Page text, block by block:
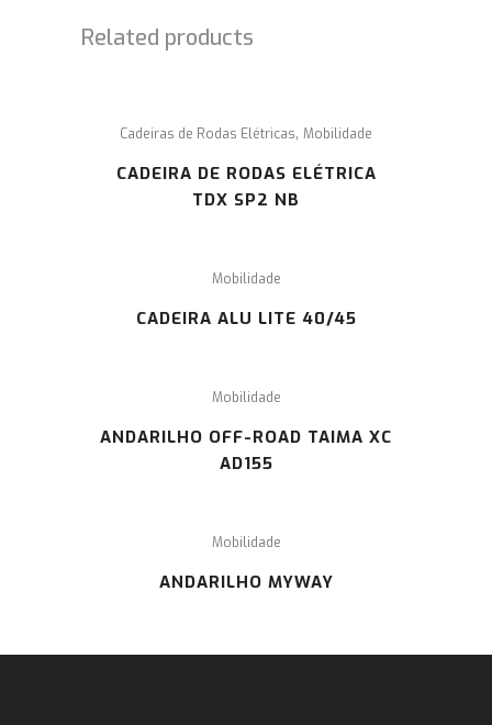
Related products
Cadeiras de Rodas Elétricas, Mobilidade
CADEIRA DE RODAS ELÉTRICA
TDX SP2 NB
Mobilidade
CADEIRA ALU LITE 40/45
Mobilidade
ANDARILHO OFF-ROAD TAIMA XC
AD155
Mobilidade
ANDARILHO MYWAY